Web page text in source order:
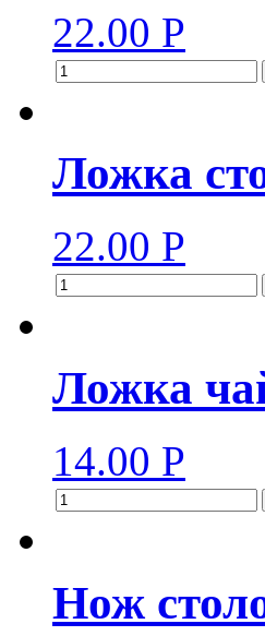
22.00 Р
Ложка
22.00 Р
Ложка
14.00 Р
Нож